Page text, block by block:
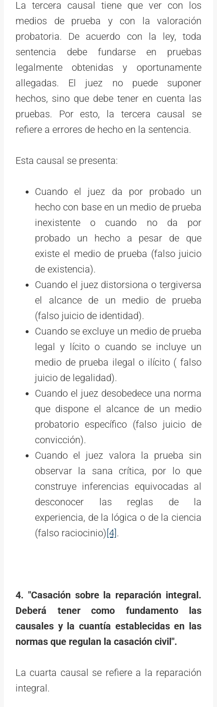
La tercera causal tiene que ver con los
medios de prueba y con la valoración
probatoria. De acuerdo con la ley, toda
sentencia debe fundarse en pruebas
legalmente obtenidas y oportunamente
allegadas. El juez no puede suponer
hechos, sino que debe tener en cuenta las
pruebas. Por esto, la tercera causal se
refiere a errores de hecho en la sentencia.
Esta causal se presenta:
Cuando el juez da por probado un
hecho con base en un medio de prueba
inexistente o cuando no da por
probado un hecho a pesar de que
existe el medio de prueba (falso juicio
de existencia).
Cuando el juez distorsiona o tergiversa
el alcance de un medio de prueba
(falso juicio de identidad).
Cuando se excluye un medio de prueba
legal y lícito o cuando se incluye un
medio de prueba ilegal o ilícito ( falso
juicio de legalidad).
Cuando el juez desobedece una norma
que dispone el alcance de un medio
probatorio específico (falso juicio de
convicción).
Cuando el juez valora la prueba sin
observar la sana crítica, por lo que
construye inferencias equivocadas al
desconocer las reglas de la
experiencia, de la lógica o de la ciencia
(falso raciocinio)[4].
4. "Casación sobre la reparación integral.
Deberá tener como fundamento las
causales y la cuantía establecidas en las
normas que regulan la casación civil".
La cuarta causal se refiere a la reparación
integral.